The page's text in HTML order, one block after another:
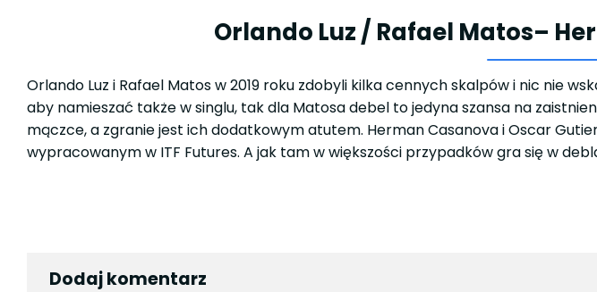
Orlando Luz / Rafael Matos–
Orlando Luz i Rafael Matos w 2019 roku zdobyli kilka cennych skalpów i nic nie
aby namieszać także w singlu, tak dla Matosa debel to jedyna szansa na
mączce, a zgranie jest ich dodatkowym atutem. Herman Casanova i Oscar
wypracowanym w ITF Futures. A jak tam w większości przypadków gra się w
Dodaj komentarz